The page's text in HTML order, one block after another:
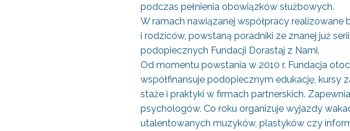
podczas pełnienia obowiązków służbowych.
W ramach nawiązanej współpracy
i rodziców, powstaną poradniki ze znanej już
podopiecznych Fundacji Dorastaj z Nami.
Od momentu powstania w 2010 r. Fundacja
współfinansuje podopiecznym edukację, kursy
staże i praktyki w firmach partnerskich.
psychologów. Co roku organizuje wyjazdy
utalentowanych muzyków, plastyków czy